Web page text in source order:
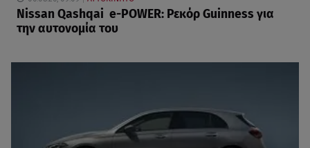
Nissan Qashqai e-POWER: Ρεκόρ Guinness για
την αυτονομία του